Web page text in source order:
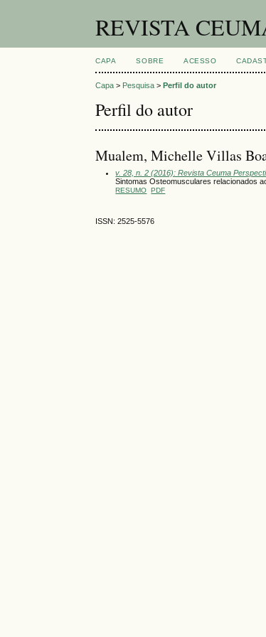
REVISTA
CAPA SOBRE ACESSO
Capa > Pesquisa >Perfil do autor
Perfil do autor
Mualem, Michelle Villas
v. 28, n. 2 (2016): Revista Ceuma
Sintomas Osteomusculares relacionados
RESUMO PDF
ISSN: 2525-5576